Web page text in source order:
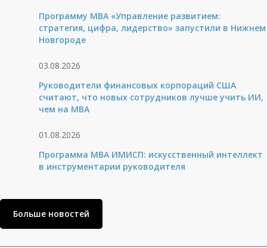
Программу MBA «Управление развитием:
стратегия, цифра, лидерство» запустили в Нижнем
Новгороде
03.08.2026
Руководители финансовых корпораций США
считают, что новых сотрудников лучше учить ИИ,
чем на МВА
01.08.2026
Программа MBA ИМИСП: искусственный интеллект
в инструментарии руководителя
Больше новостей